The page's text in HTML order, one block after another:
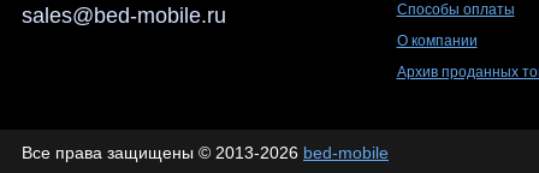
sales@bed-mobile.ru
Способы оплаты
О компании
Архив проданных
Все права защищены © 2013-2026 bed-mobile